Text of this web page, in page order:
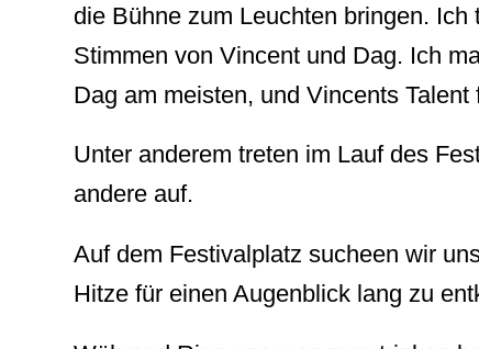
die Bühne zum Leuchten bringen.
Stimmen von Vincent und Dag. Ich
Dag am meisten, und Vincents Talent
Unter anderem treten im Lauf des
andere auf.
Auf dem Festivalplatz sucheen wir
Hitze für einen Augenblick lang zu